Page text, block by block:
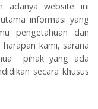
adanya website ini
informasi yang
pengetahuan dan
kami, sarana
pihak yang ada
secara khusus